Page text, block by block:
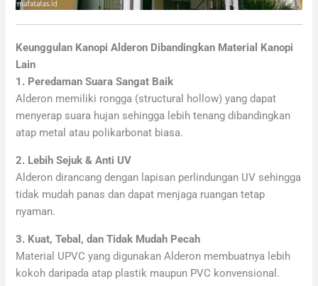
Keunggulan Kanopi Alderon Dibandingkan Material Kanopi
Lain
1. Peredaman Suara Sangat Baik
Alderon memiliki rongga (structural hollow) yang dapat
menyerap suara hujan sehingga lebih tenang dibandingkan
atap metal atau polikarbonat biasa.
2. Lebih Sejuk & Anti UV
Alderon dirancang dengan lapisan perlindungan UV sehingga
tidak mudah panas dan dapat menjaga ruangan tetap
nyaman.
3. Kuat, Tebal, dan Tidak Mudah Pecah
Material UPVC yang digunakan Alderon membuatnya lebih
kokoh daripada atap plastik maupun PVC konvensional.